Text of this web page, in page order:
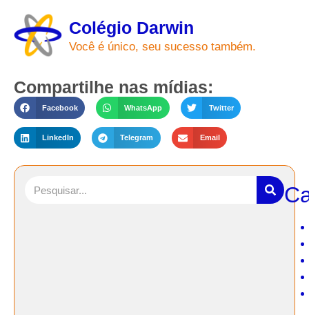
Colégio Darwin
Você é único, seu sucesso também.
Compartilhe nas mídias:
Facebook WhatsApp Twitter
LinkedIn Telegram Email